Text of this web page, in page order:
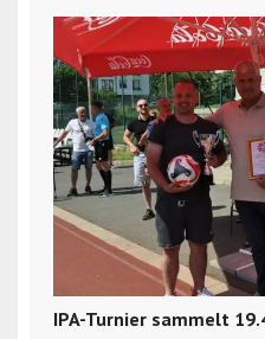
IPA-Turnier sammelt